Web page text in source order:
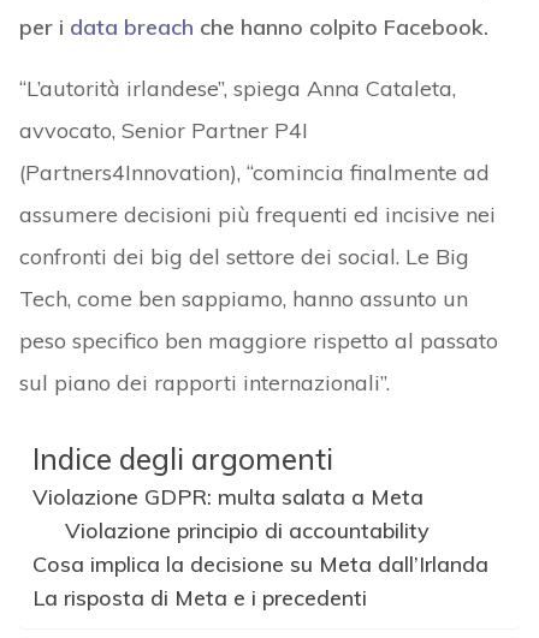
per i data breach che hanno colpito Facebook.
“L’autorità irlandese”, spiega Anna Cataleta,
avvocato, Senior Partner P4I
(Partners4Innovation), “comincia finalmente ad
assumere decisioni più frequenti ed incisive nei
confronti dei big del settore dei social. Le Big
Tech, come ben sappiamo, hanno assunto un
peso specifico ben maggiore rispetto al passato
sul piano dei rapporti internazionali”.
Indice degli argomenti
Violazione GDPR: multa salata a Meta
Violazione principio di accountability
Cosa implica la decisione su Meta dall’Irlanda
La risposta di Meta e i precedenti